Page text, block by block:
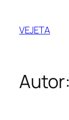
contenido
VEJETA
Autor: